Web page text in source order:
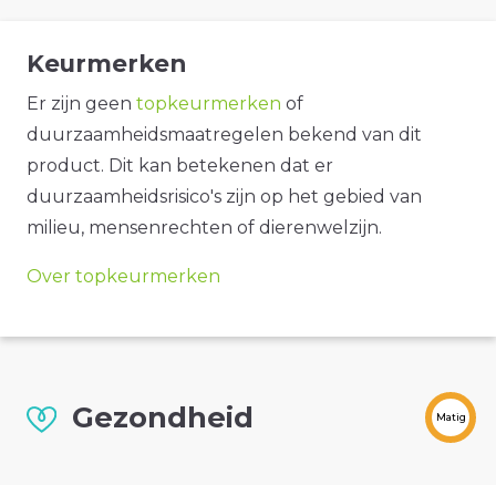
Keurmerken
Er zijn geen topkeurmerken of
duurzaamheidsmaatregelen bekend van dit
product. Dit kan betekenen dat er
duurzaamheidsrisico's zijn op het gebied van
milieu, mensenrechten of dierenwelzijn.
Over topkeurmerken
Gezondheid Matig